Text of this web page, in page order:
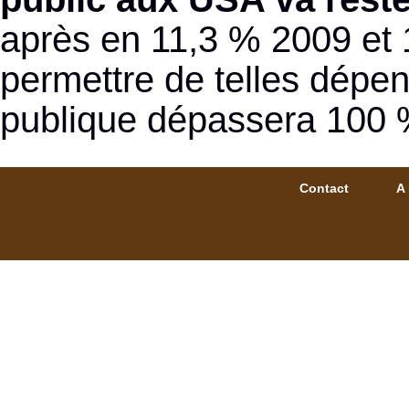
après en 11,3 % 2009
permettre de telles
publique dépassera 100
Contact A